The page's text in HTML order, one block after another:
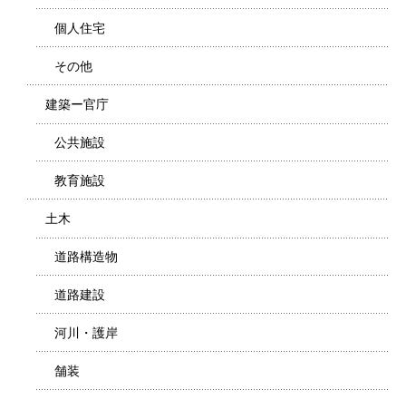
個人住宅
その他
建築ー官庁
公共施設
教育施設
土木
道路構造物
道路建設
河川・護岸
舗装